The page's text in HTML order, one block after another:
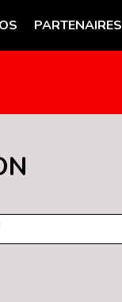
PARTENAIRES